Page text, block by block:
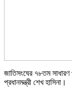
জাতিসংঘের ৭৮তম
প্রধানমন্ত্রী শেখ হাসিনা।